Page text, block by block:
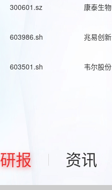
300601.sz 康泰生物
603986.sh 兆易创新
603501.sh 韦尔股份
研报 资讯